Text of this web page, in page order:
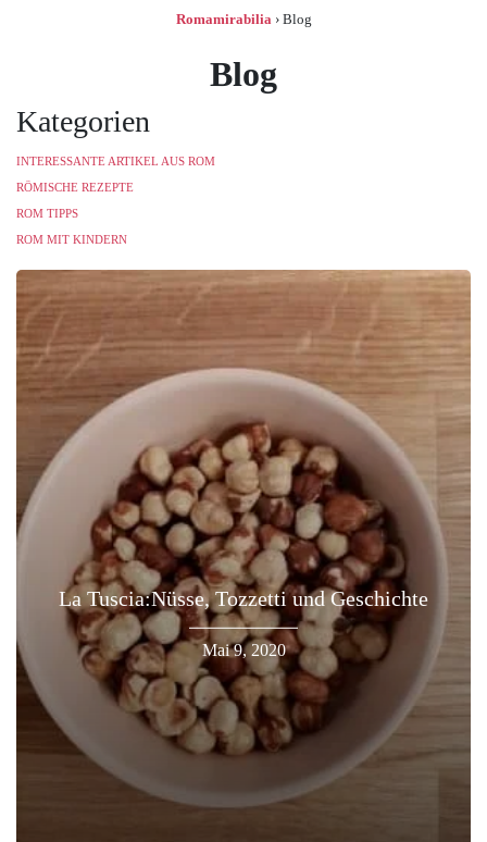
Romamirabilia› Blog
Blog
Kategorien
INTERESSANTE ARTIKEL AUS ROM
RÖMISCHE REZEPTE
ROM TIPPS
ROM MIT KINDERN
La Tuscia:Nüsse, Tozzetti und Geschichte
Mai 9, 2020